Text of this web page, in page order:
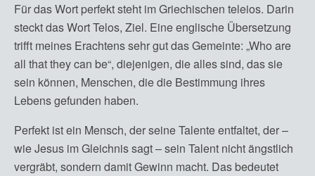
Für das Wort perfekt steht im Griechischen teleios. Darin
steckt das Wort Telos, Ziel. Eine englische Übersetzung
trifft meines Erachtens sehr gut das Gemeinte: „Who are
all that they can be“, diejenigen, die alles sind, das sie
sein können, Menschen, die die Bestimmung ihres
Lebens gefunden haben.
Perfekt ist ein Mensch, der seine Talente entfaltet, der –
wie Jesus im Gleichnis sagt – sein Talent nicht ängstlich
vergräbt, sondern damit Gewinn macht. Das bedeutet